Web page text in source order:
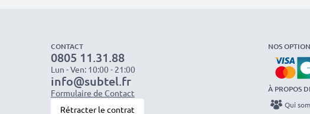
CONTACT
0805 11.31.88
Lun - Ven: 10:00 - 21:00
info@subtel.fr
Formulaire de Contact
Rétracter le contrat
NOS
À PROPOS
Qui